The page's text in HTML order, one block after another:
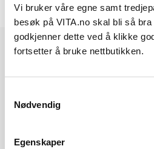
Vi bruker våre egne samt
besøk på VITA.no skal bli så
godkjenner dette ved å klikke
fortsetter å bruke nettbutikken.
Nødvendig
Egenskaper
Andre har også kjøpt..